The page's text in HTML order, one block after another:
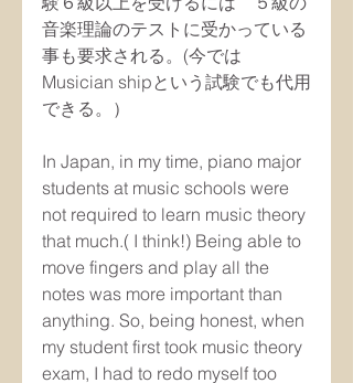
音楽理論のテストに受かっている
事も要求される。(今では
Musician shipという試験でも代用
できる。）
In Japan, in my time, piano major
students at music schools were
not required to learn music theory
that much.( I think!) Being able to
move fingers and play all the
notes was more important than
anything. So, being honest, when
my student first took music theory
exam, I had to redo myself too